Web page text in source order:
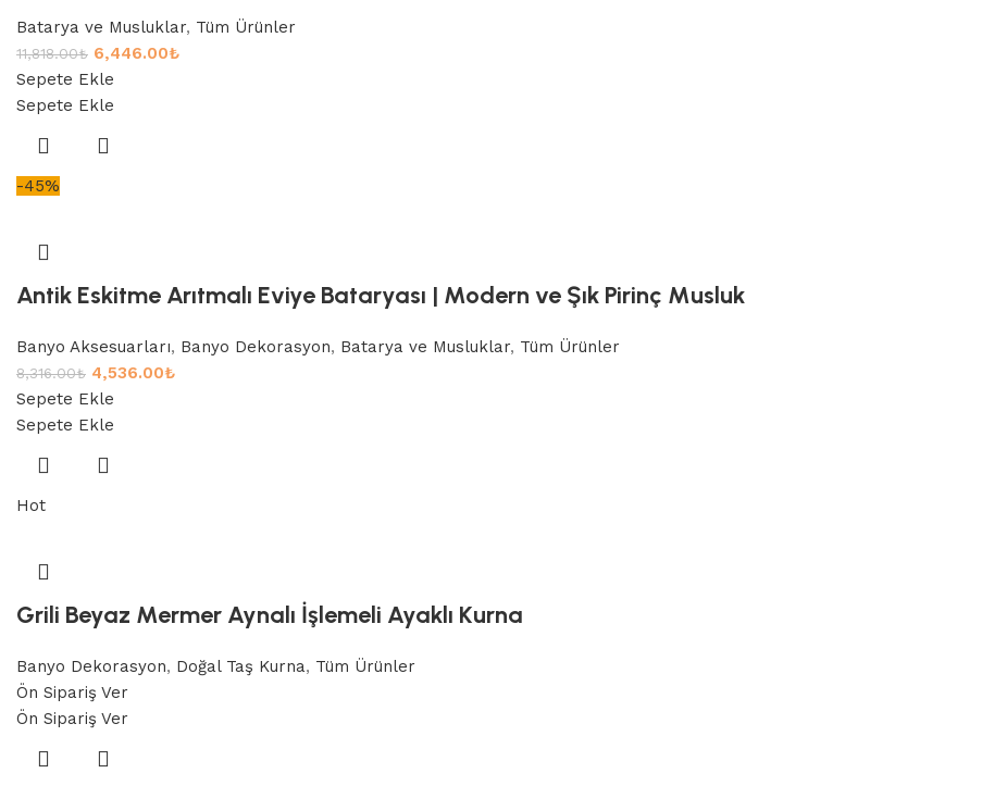
Batarya ve Musluklar, Tüm Ürünler
11,818.00₺ 6,446.00₺
Sepete Ekle
Sepete Ekle
-45%
Antik Eskitme Arıtmalı Eviye Bataryası | Modern ve Şık Pirinç Musluk
Banyo Aksesuarları, Banyo Dekorasyon, Batarya ve Musluklar, Tüm Ürünler
8,316.00₺ 4,536.00₺
Sepete Ekle
Sepete Ekle
Hot
Grili Beyaz Mermer Aynalı İşlemeli Ayaklı Kurna
Banyo Dekorasyon, Doğal Taş Kurna, Tüm Ürünler
Ön Sipariş Ver
Ön Sipariş Ver